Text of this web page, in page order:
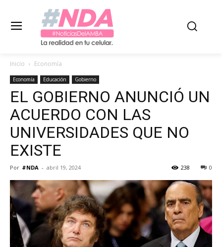
Inicio Economía
Economía Educación Gobierno
EL GOBIERNO ANUNCIÓ UN
ACUERDO CON LAS
UNIVERSIDADES QUE NO
EXISTE
Por #NDA - abril 19, 2024 0
238